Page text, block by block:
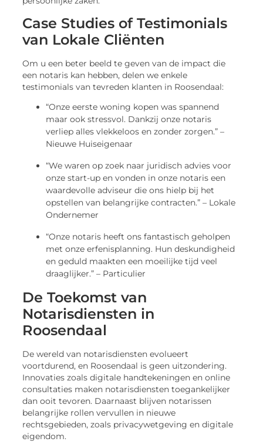
Case Studies of Testimonials
van Lokale Cliënten
Om u een beter beeld te geven van de impact die
een notaris kan hebben, delen we enkele
testimonials van tevreden klanten in Roosendaal:
“Onze eerste woning kopen was spannend
maar ook stressvol. Dankzij onze notaris
verliep alles vlekkeloos en zonder zorgen.” –
Nieuwe Huiseigenaar
“We waren op zoek naar juridisch advies voor
onze start-up en vonden in onze notaris een
waardevolle adviseur die ons hielp bij het
opstellen van belangrijke contracten.” – Lokale
Ondernemer
“Onze notaris heeft ons fantastisch geholpen
met onze erfenisplanning. Hun deskundigheid
en geduld maakten een moeilijke tijd veel
draaglijker.” – Particulier
De Toekomst van
Notarisdiensten in
Roosendaal
De wereld van notarisdiensten evolueert
voortdurend, en Roosendaal is geen uitzondering.
Innovaties zoals digitale handtekeningen en online
consultaties maken notarisdiensten toegankelijker
dan ooit tevoren. Daarnaast blijven notarissen
belangrijke rollen vervullen in nieuwe
rechtsgebieden, zoals privacywetgeving en digitale
eigendom.